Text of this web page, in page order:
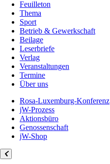
Feuilleton
Thema
Sport
Betrieb & Gewerkschaft
Beilage
Leserbriefe
Verlag
Veranstaltungen
Termine
Über uns
Rosa-Luxemburg-Konferenz
jW-Prozess
Aktionsbüro
Genossenschaft
jW-Shop